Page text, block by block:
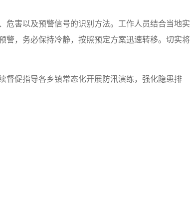
危害以及预警信号的识别方法。工作人员结合当地实
警，务必保持冷静，按照预定方案迅速转移。切实将
督促指导各乡镇常态化开展防汛演练，强化隐患排